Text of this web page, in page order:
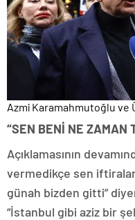
Azmi Karamahmutoğlu ve
“SEN BENİ NE ZAMAN
Açıklamasının
vermedikçe sen
günah bizden gitti”
“İstanbul gibi aziz bir